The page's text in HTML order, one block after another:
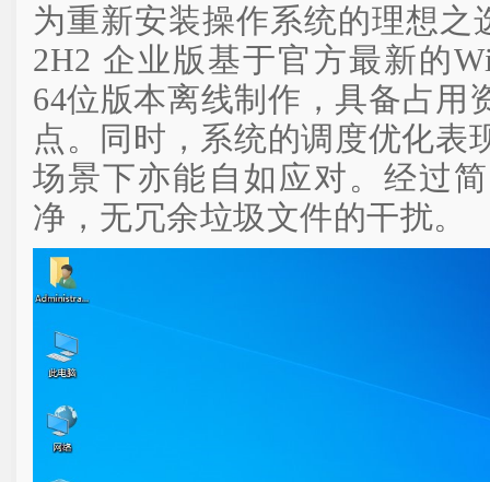
为重新安装操作系统的理想之
2H2 企业版基于官方最新的
64位版本离线制作，具备占用
点。同时，系统的调度优化表
场景下亦能自如应对。经过
净，无冗余垃圾文件的干扰。